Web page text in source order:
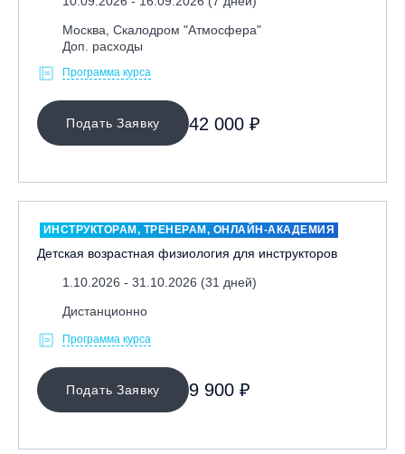
Москва, Скалодром "Атмосфера"
Доп. расходы
Программа курса
Подать Заявку 42 000 ₽
ИНСТРУКТОРАМ, ТРЕНЕРАМ, ОНЛАЙН-АКАДЕМИЯ
Детская возрастная физиология для инструкторов
1.10.2026 - 31.10.2026 (31 дней)
Дистанционно
Программа курса
Подать Заявку 9 900 ₽